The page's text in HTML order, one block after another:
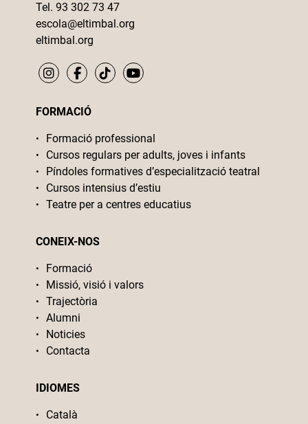
Tel. 93 302 73 47
escola@eltimbal.org
eltimbal.org
FORMACIÓ
Formació professional
Cursos regulars per adults, joves i infants
Píndoles formatives d’especialització teatral
Cursos intensius d’estiu
Teatre per a centres educatius
CONEIX-NOS
Formació
Missió, visió i valors
Trajectòria
Alumni
Noticies
Contacta
IDIOMES
Català